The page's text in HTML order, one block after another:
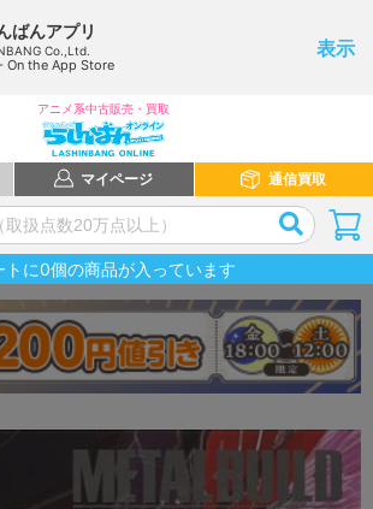
ばんアプリ
Co.,Ltd.
On the App Store
表示
アニメ系中古販売・買取
マイページ 通信買取
トに0個の商品が入っています